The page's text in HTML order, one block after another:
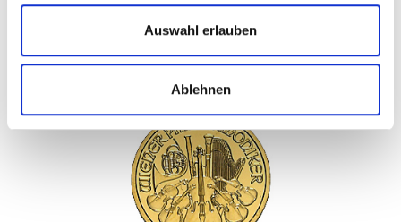
Auswahl erlauben
Ablehnen
913,32€
verkaufen